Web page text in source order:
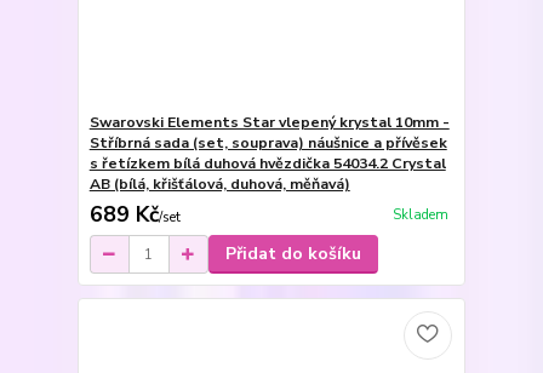
Swarovski Elements Star vlepený krystal 10mm -
Stříbrná sada (set, souprava) náušnice a přívěsek
s řetízkem bílá duhová hvězdička 54034.2 Crystal
AB (bílá, křišťálová, duhová, měňavá)
689 Kč/set Skladem
Přidat do košíku